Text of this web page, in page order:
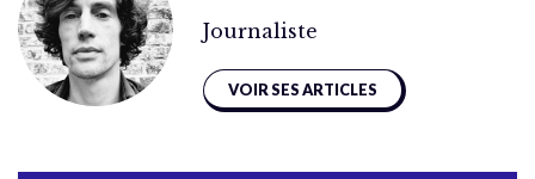
Journaliste
VOIR SES ARTICLES